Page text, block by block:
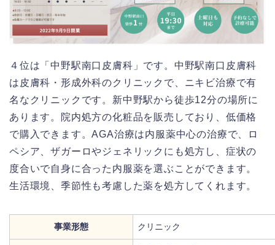
４位は「中野駅南口皮膚科」です。中野駅南口皮膚科
は皮膚科・形成外科のクリニックで、ニキビ治療で有
名なクリニックです。新中野駅から徒歩12分の場所に
あります。院内処方の化粧品を販売しており、低価格
で購入できます。AGA治療は内服薬中心の治療で、ロ
ペシア、ザガーロやジェネリックにも処方し、症状の
度合いで自身に合った内服薬を選ぶことができます。
生活環境、季節性も考慮した薬を処方してくれます。
事業形態 クリニック